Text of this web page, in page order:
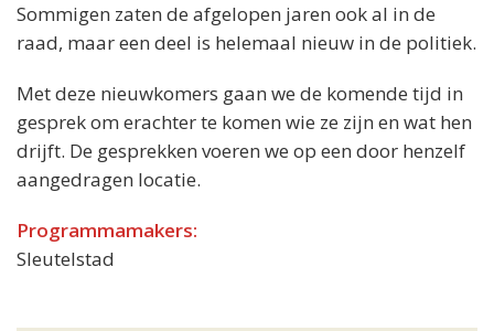
Sommigen zaten de afgelopen jaren ook al in de
raad, maar een deel is helemaal nieuw in de politiek.
Met deze nieuwkomers gaan we de komende tijd in
gesprek om erachter te komen wie ze zijn en wat hen
drijft. De gesprekken voeren we op een door henzelf
aangedragen locatie.
Programmamakers:
Sleutelstad